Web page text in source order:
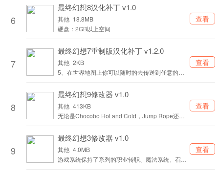
&ldquo;力竭状态&rdquo;受到的伤害也会大幅增
6
最终幻想8汉化补丁 v1.0
其他 18.8MB
硬盘：2GB以上空间
查看
7
最终幻想7重制版汉化补丁 v1.2.0
其他 2KB
5、在世界地图上你可以随时的去传送到任意的位
查看
8
最终幻想9修改器 v1.0
其他 413KB
无论是Chocobo Hot and Cold，Jump Rope还是
游戏可供享受。
查看
9
最终幻想3修改器 v1.0
其他 4.0MB
游戏系统保持了系列的职业转职、魔法系统、召唤
查看